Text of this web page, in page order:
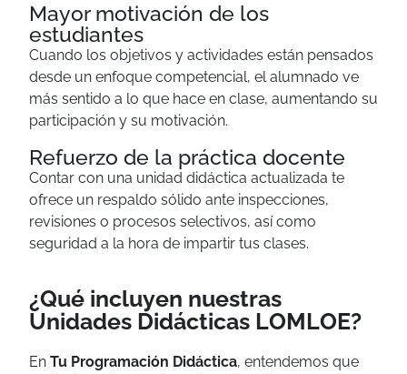
Mayor motivación de los
estudiantes
Cuando los objetivos y actividades están pensados
desde un enfoque competencial, el alumnado ve
más sentido a lo que hace en clase, aumentando su
participación y su motivación.
Refuerzo de la práctica docente
Contar con una unidad didáctica actualizada te
ofrece un respaldo sólido ante inspecciones,
revisiones o procesos selectivos, así como
seguridad a la hora de impartir tus clases.
¿Qué incluyen nuestras
Unidades Didácticas LOMLOE?
En Tu Programación Didáctica, entendemos que